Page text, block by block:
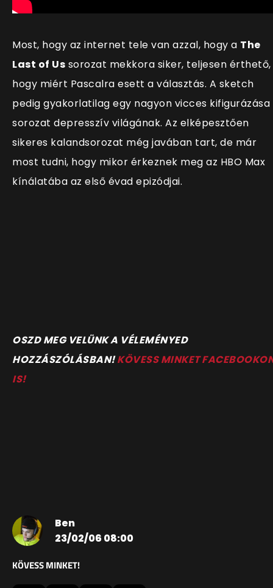
Most, hogy az internet tele van azzal, hogy a The
Last of Us sorozat mekkora siker, teljesen érthető,
hogy miért Pascalra esett a választás. A sketch
pedig gyakorlatilag egy nagyon vicces kifigurázása
sorozat depresszív világának. Az elképesztően
sikeres kalandsorozat még javában tart, de már
most tudni, hogy mikor érkeznek meg az HBO Max
kínálatába az első évad epizódjai.
OSZD MEG VELÜNK A VÉLEMÉNYED
HOZZÁSZÓLÁSBAN!KÖVESS MINKET
IS!
Ben
23/02/06 08:00
KÖVESS MINKET!